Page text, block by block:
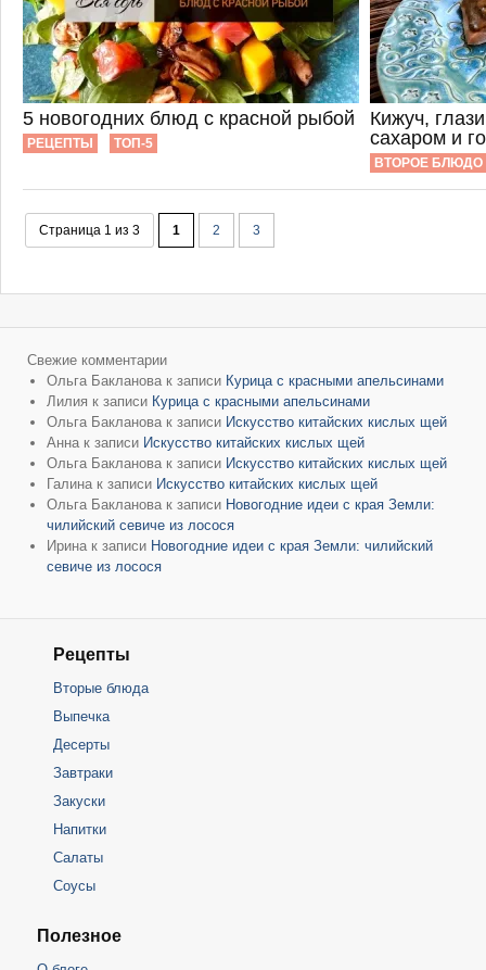
5 новогодних блюд с красной рыбой
РЕЦЕПТЫ ТОП-5
Кижуч,
сахаром и
ВТОРОЕ БЛЮДО
Страница 1 из 3 1 2 3
Свежие комментарии
Ольга Бакланова к записи Курица с красными апельсинами
Лилия к записи Курица с красными апельсинами
Ольга Бакланова к записи Искусство китайских кислых щей
Анна к записи Искусство китайских кислых щей
Ольга Бакланова к записи Искусство китайских кислых щей
Галина к записи Искусство китайских кислых щей
Ольга Бакланова к записи Новогодние идеи с края Земли:
чилийский севиче из лосося
Ирина к записи Новогодние идеи с края Земли: чилийский
севиче из лосося
Рецепты
Вторые блюда
Выпечка
Десерты
Завтраки
Закуски
Напитки
Салаты
Соусы
Полезное